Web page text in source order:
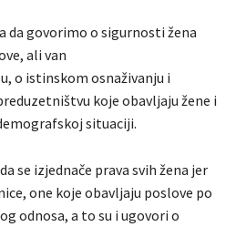
da govorimo o sigurnosti žena
ali van
u, o istinskom osnaživanju i
koje obavljaju žene i
situaciji.
se izjednače prava svih žena jer
one koje obavljaju poslove po
odnosa, a to su i ugovori o